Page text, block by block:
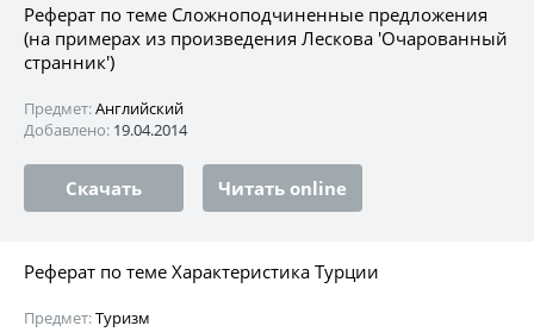
Реферат по теме Сложноподчиненные предложения
(на примерах из произведения Лескова 'Очарованный
странник')
Предмет:Английский
Добавлено: 19.04.2014
Скачать Читать online
Реферат по теме Характеристика Турции
Предмет:Туризм